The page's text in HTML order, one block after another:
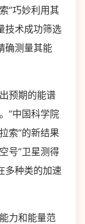
”巧妙利用其
技术成功筛选
确测量其能
预期的能谱
”中国科学院
索”的新结果
号”卫星测得
多种类的加速
力和能量范